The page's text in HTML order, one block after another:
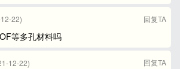
22) 回复TA
等多孔材料吗
12-22) 回复TA